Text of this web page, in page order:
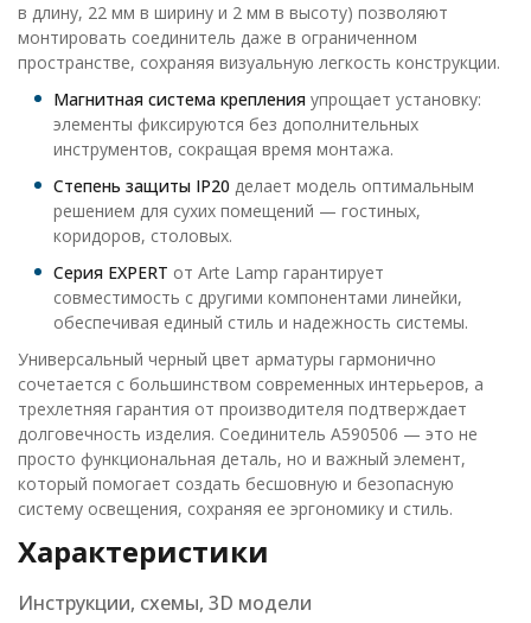
в длину, 22 мм в ширину и 2 мм в высоту) позволяют
монтировать соединитель даже в ограниченном
пространстве, сохраняя визуальную легкость конструкции.
Магнитная система крепления упрощает установку:
элементы фиксируются без дополнительных
инструментов, сокращая время монтажа.
Степень защиты IP20 делает модель оптимальным
решением для сухих помещений — гостиных,
коридоров, столовых.
Серия EXPERT от Arte Lamp гарантирует
совместимость с другими компонентами линейки,
обеспечивая единый стиль и надежность системы.
Универсальный черный цвет арматуры гармонично
сочетается с большинством современных интерьеров, а
трехлетняя гарантия от производителя подтверждает
долговечность изделия. Соединитель A590506 — это не
просто функциональная деталь, но и важный элемент,
который помогает создать бесшовную и безопасную
систему освещения, сохраняя ее эргономику и стиль.
Характеристики
Инструкции, схемы, 3D модели